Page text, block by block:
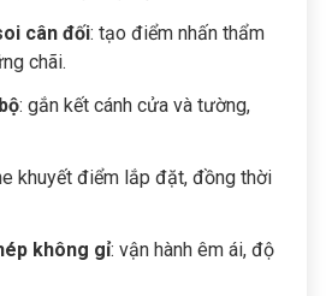
cân đối: tạo điểm nhấn thẩm
chãi.
: gắn kết cánh cửa và tường,
khuyết điểm lắp đặt, đồng thời
không gỉ: vận hành êm ái, độ